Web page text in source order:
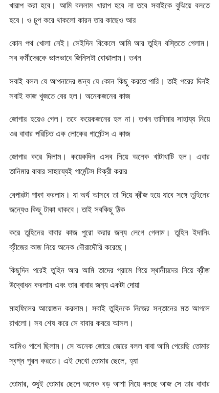
খারাপ করা হবে। আমি বললাম খারাপ হবে না তবে সবাইকে বুঝিয়ে বলতে
হবে। ও চুপ করে থাকলো কারন তার কাছেও আর
কোন পথ খোলা নেই। সেইদিন বিকেলে আমি আর তুহিন বস্তিতে গেলাম।
সব কর্মীদেরকে ভালভাবে জিনিসটা বোঝালাম। তখন
সবাই বলল যে আপনাদের জন্য যে কোন কিছু করতে পারি। তাই পরের দিনই
সবাই কাজ খুজতে বের হল। অনেকজনের কাজ
জোগার হয়েও গেল। তবে কয়েকজনের হল না। তখন তানিমার সাহায্য নিয়ে
ওর বাবার পরিচিত এক লোকের গার্মেন্টস এ কাজ
জোগার করে দিলাম। কয়েকদিন এসব নিয়ে অনেক খাটাখাটি হল। এবার
তানিমার বাবার সাহায্যেই গার্মেন্টস বিক্রী করার
বেপারটা পাকা করলাম। যা অর্থ আসবে তা দিয়ে ব্রীজ হয়ে যাবে সঙ্গে তুহিনের
জন্যেও কিছু টাকা থাকবে। তাই সবকিছু ঠিক
করে তুহিনের বাবার কাজ পুরো করার জন্য লেগে গেলাম। তুহিন ইদানিং
ব্রীজের কাজ নিয়ে অনেক দৌরাদৌরি করেছে।
কিছুদিন পরেই তুহিন আর আমি তাদের গ্রামে গিয়ে স্থানীয়দের নিয়ে ব্রীজ
উদ্বোধন করলাম এবং তার বাবার জন্য একটা দোয়া
মাহফিলের আয়োজন করলাম। সবাই তুহিনকে নিজের সন্তানের মত আগলে
রাখলো। সব শেষ করে সে বাবার কবরে আসল।
আমিও পাশে ছিলাম। সে অনেক জোরে জোরে বলল বাবা আমি পেরেছি তোমার
স্বপ্ন পুরন করতে। এই দেখো তোমার ছেলে, হ্যা
তোমার, শুধুই তোমার ছেলে অনেক বড় আশা নিয়ে বলছে আজ সে তার বাবার